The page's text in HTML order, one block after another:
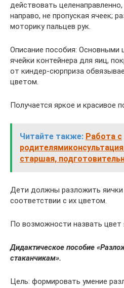
действовать
направо, не пропуская ячеек;
моторику пальцев рук.
Описание пособия: Основными
ячейки контейнера для яиц,
от киндер-сюрприза
цветом.
Получается яркое и красивое
Читайте также: Работа с
старшая,
Дети должны разложить яички
соответствии с их цветом.
По возможности назвать цвет
Дидактическое пособие
стаканчикам».
Цель: формировать умение